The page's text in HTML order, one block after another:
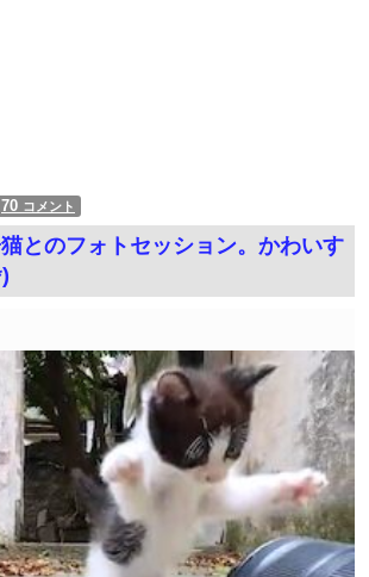
70 コメント
猫とのフォトセッション。かわいす